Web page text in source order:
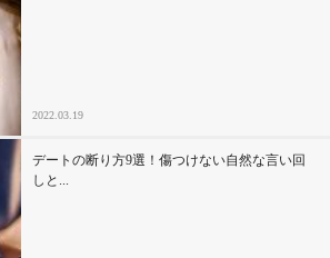
2022.03.19
デートの断り方9選！傷つけない自然な言い回
しと...